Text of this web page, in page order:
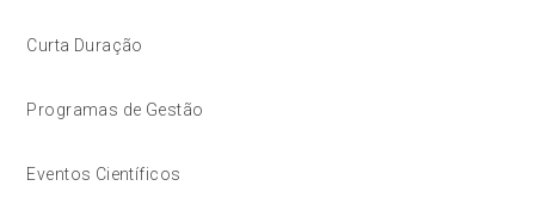
Curta Duração
Programas de Gestão
Eventos Científicos